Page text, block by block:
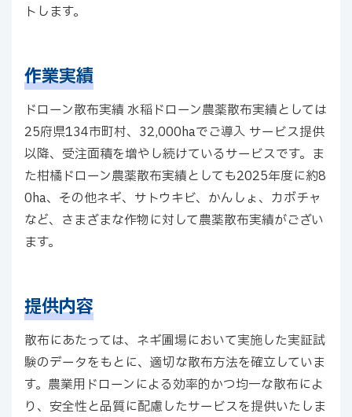
トします。
作業実績
ドローン散布実績 水稲ドローン農薬散布実績としては
25府県134市町村、32,000haでご導入 サービス提供
以降、受注面積を増やし続けているサービスです。ま
た柑橘ドローン農薬散布実績としても2025年度に約8
0ha、その他ネギ、サトウキビ、かんしょ、カボチャ
など、さまざまな作物に対して農薬散布実績がござい
ます。
提供内容
散布にあたっては、ネギ圃場において実施した実証試
験のデータをもとに、適切な散布方法を確立していま
す。農業用ドローンによる効率的かつ均一な散布によ
り、安全性と品質に配慮したサービスを提供いたしま